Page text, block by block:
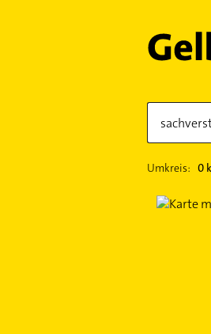
Umkreis: 0